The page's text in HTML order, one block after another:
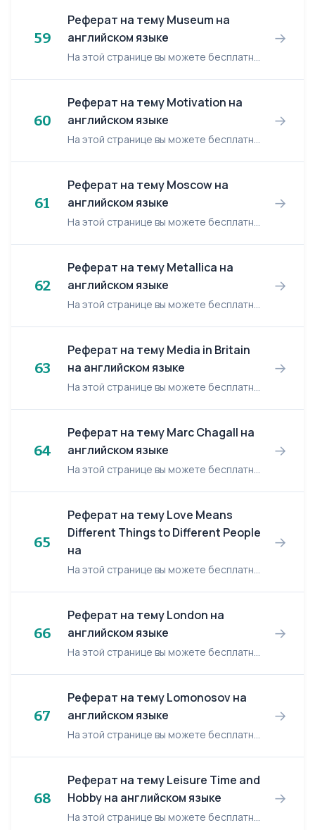
59
Реферат на тему Museum на
английском языке
На этой странице вы можете бесплатно читать реферат на английском языке: Museum. Museum Introduction Art plays an important role in the life of a man and sometimes it is next t...
→
60
Реферат на тему Motivation на
английском языке
На этой странице вы можете бесплатно читать реферат на английском языке: Motivation. Motivation PLAN Introduction I. The Concept of Motivation 1. What Motivates Peopl...
→
61
Реферат на тему Moscow на
английском языке
На этой странице вы можете бесплатно читать реферат на английском языке: Moscow. Moscow Moscow is the capital of Russia. The city is located in western Russia and lies in the broad, shal...
→
62
Реферат на тему Metallica на
английском языке
На этой странице вы можете бесплатно читать реферат на английском языке: Metallica. Metallica METALLICA is a mega-band of heavy metal from 80s and 90s, whose name became a face of heavy me...
→
63
Реферат на тему Media in Britain
на английском языке
На этой странице вы можете бесплатно читать реферат на английском языке: Media in Britain. Media in Britain The media play a central role in Britain’s daily life, informing and educating, ...
→
64
Реферат на тему Marc Chagall на
английском языке
На этой странице вы можете бесплатно читать реферат на английском языке: Marc Chagall. Marc Chagall “He grabs a church and paints with the church,” wrote a poet of the cubist era, Blaise C...
→
65
Реферат на тему Love Means
Different Things to Different People
на
На этой странице вы можете бесплатно читать реферат на английском языке: Love Means Different Things to Different People. Love Means Different Things to Different People It’s a truth unive...
→
66
Реферат на тему London на
английском языке
На этой странице вы можете бесплатно читать реферат на английском языке: London. London London is one of the largest cities in the world. More then 10mln people live in London and its subu...
→
67
Реферат на тему Lomonosov на
английском языке
На этой странице вы можете бесплатно читать реферат на английском языке: Lomonosov. Lomonosov Mike Lomonosov is the father of the Russian sciences and outstanding poet the founder of Russ...
→
68
Реферат на тему Leisure Time and
Hobby на английском языке
На этой странице вы можете бесплатно читать реферат на английском языке: Leisure Time and Hobby. Leisure Time and Hobby Many man, many minds. All people are different and so they prefer s...
→